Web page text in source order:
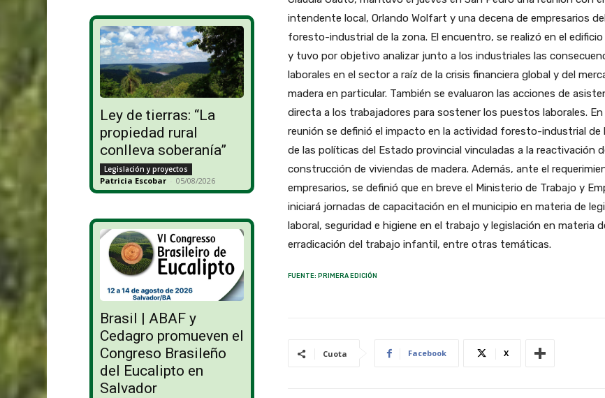
Ley de tierras: “La
propiedad rural
conlleva soberanía”
Legislación y proyectos
Patricia Escobar - 05/08/2026
Brasil | ABAF y
Cedagro promueven el
Congreso Brasileño
del Eucalipto en
Salvador
intendente local, Orlando Wolfart y una decena de empresarios
foresto-industrial de la zona. El encuentro, se realizó en el edificio
y tuvo por objetivo analizar junto a los industriales las
laborales en el sector a raíz de la crisis financiera global y del
madera en particular. También se evaluaron las acciones de
directa a los trabajadores para sostener los puestos laborales. En
reunión se definió el impacto en la actividad foresto-industrial de
de las políticas del Estado provincial vinculadas a la reactivación
construcción de viviendas de madera. Además, ante el
empresarios, se definió que en breve el Ministerio de Trabajo y
iniciará jornadas de capacitación en el municipio en materia de
laboral, seguridad e higiene en el trabajo y legislación en materia
erradicación del trabajo infantil, entre otras temáticas.
FUENTE: PRIMERA EDICIÓN
Cuota Facebook X